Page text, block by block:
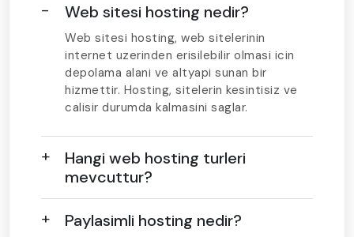
Web sitesi hosting nedir?
Web sitesi hosting, web sitelerinin
internet uzerinden erisilebilir olmasi icin
depolama alani ve altyapi sunan bir
hizmettir. Hosting, sitelerin kesintisiz ve
calisir durumda kalmasini saglar.
Hangi web hosting turleri
mevcuttur?
Paylasimli hosting nedir?